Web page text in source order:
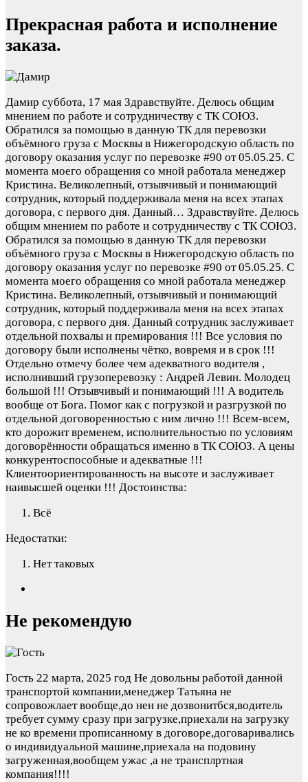
Прекрасная работа и исполнение
заказа.
Дамир суббота, 17 мая Здравствуйте. Делюсь общим
мнением по работе и сотрудничеству с ТК СОЮЗ.
Обратился за помощью в данную ТК для перевозки
объёмного груза с Москвы в Нижегородскую область по
договору оказания услуг по перевозке #90 от 05.05.25. С
момента моего обращения со мной работала менеджер
Кристина. Великолепный, отзывчивый и понимающий
сотрудник, который поддерживала меня на всех этапах
договора, с первого дня. Данный… Здравствуйте. Делюсь
общим мнением по работе и сотрудничеству с ТК СОЮЗ.
Обратился за помощью в данную ТК для перевозки
объёмного груза с Москвы в Нижегородскую область по
договору оказания услуг по перевозке #90 от 05.05.25. С
момента моего обращения со мной работала менеджер
Кристина. Великолепный, отзывчивый и понимающий
сотрудник, который поддерживала меня на всех этапах
договора, с первого дня. Данный сотрудник заслуживает
отдельной похвалы и премирования !!! Все условия по
договору были исполнены чётко, вовремя и в срок !!!
Отдельно отмечу более чем адекватного водителя ,
исполнивший грузоперевозку : Андрей Левин. Молодец
большой !!! Отзывчивый и понимающий !!! А водитель
вообще от Бога. Помог как с погрузкой и разгрузкой по
отдельной договоренностью с ним лично !!! Всем-всем,
кто дорожит временем, исполнительностью по условиям
договорённости обращаться именно в ТК СОЮЗ. А цены
конкурентоспособные и адекватные !!!
Клиентоориентированность на высоте и заслуживает
наивысшей оценки !!! Достоинства:
Всё
Недостатки:
Нет таковых
Не рекомендую
Гость 22 марта, 2025 год Не довольны работой данной
транспортой компании,менеджер Татьяна не
сопровожлает вообще,до нен не дозвонитбся,водитель
требует сумму сразу при загрузке,приехали на загрузку
не ко времени прописанному в договоре,договаривались
о индивидуальной машине,приехала на подовину
загруженная,вообщем ужас ,а не трансплртная
компания!!!!